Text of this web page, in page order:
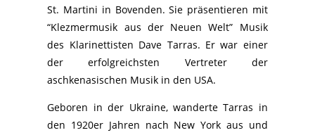
St. Martini in Bovenden. Sie präsentieren mit
“Klezmermusik aus der Neuen Welt” Musik
des Klarinettisten Dave Tarras. Er war einer
der erfolgreichsten Vertreter der
aschkenasischen Musik in den USA.
Geboren in der Ukraine, wanderte Tarras in
den 1920er Jahren nach New York aus und